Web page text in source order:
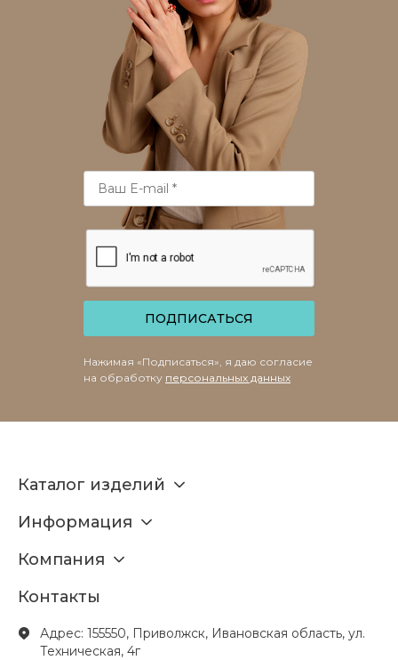
ПОДПИСАТЬСЯ
Нажимая «Подписаться», я даю согласие
на обработку персональных данных
Каталог изделий
Информация
Компания
Контакты
Адрес: 155550, Приволжск, Ивановская область, ул.
Техническая, 4г